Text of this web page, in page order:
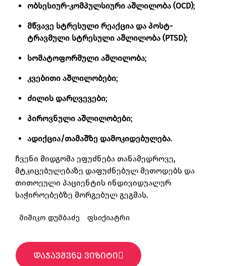
ობსესიურ-კომპულსიური აშლილობა (OCD);
მწვავე სტრესული რეაქცია და პოსტ-
ტრავმული სტრესული აშლილობა (PTSD);
სომატოფორმული აშლილობა;
კვებითი აშლილობები;
ძილის დარღვევები;
პიროვნული აშლილობები;
ადიქცია/თამაშზე დამოკიდებულება.
ჩვენი მიდგომა ეფუძნება თანამედროვე,
მტკიცებულებაზე დაფუძნებულ მეთოდებს და
თითოეული პაციენტის ინდივიდუალურ
საჭიროებებზე მორგებულ გეგმას.
მიშიკო დუმბაძე ფსიქიატრი
დაჯავშვნე ვიზიტი